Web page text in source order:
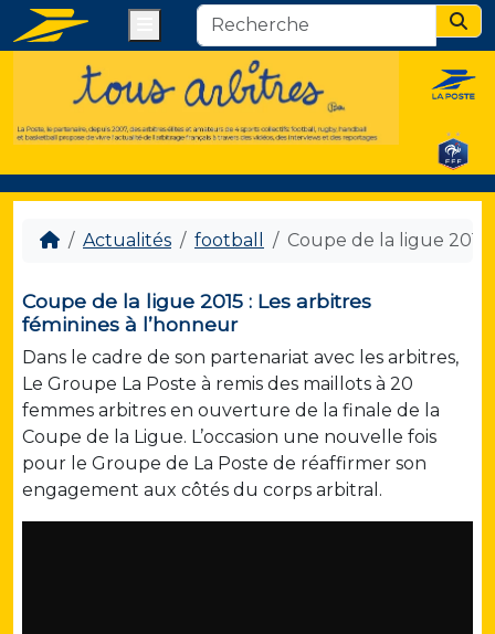
Actualités football Coupe de la ligue 2015
Coupe de la ligue 2015 : Les arbitres
féminines à l’honneur
Dans le cadre de son partenariat avec les arbitres,
Le Groupe La Poste à remis des maillots à 20
femmes arbitres en ouverture de la finale de la
Coupe de la Ligue. L’occasion une nouvelle fois
pour le Groupe de La Poste de réaffirmer son
engagement aux côtés du corps arbitral.